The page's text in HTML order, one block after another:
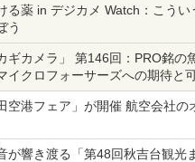
る薬 in デジカメ Watch：こうい
う
ギカメラ」 第146回：PRO銘の
イクロフォーサーズへの期待と
空港フェア」が開催 航空会社の
が響き渡る「第48回秋吉台観光